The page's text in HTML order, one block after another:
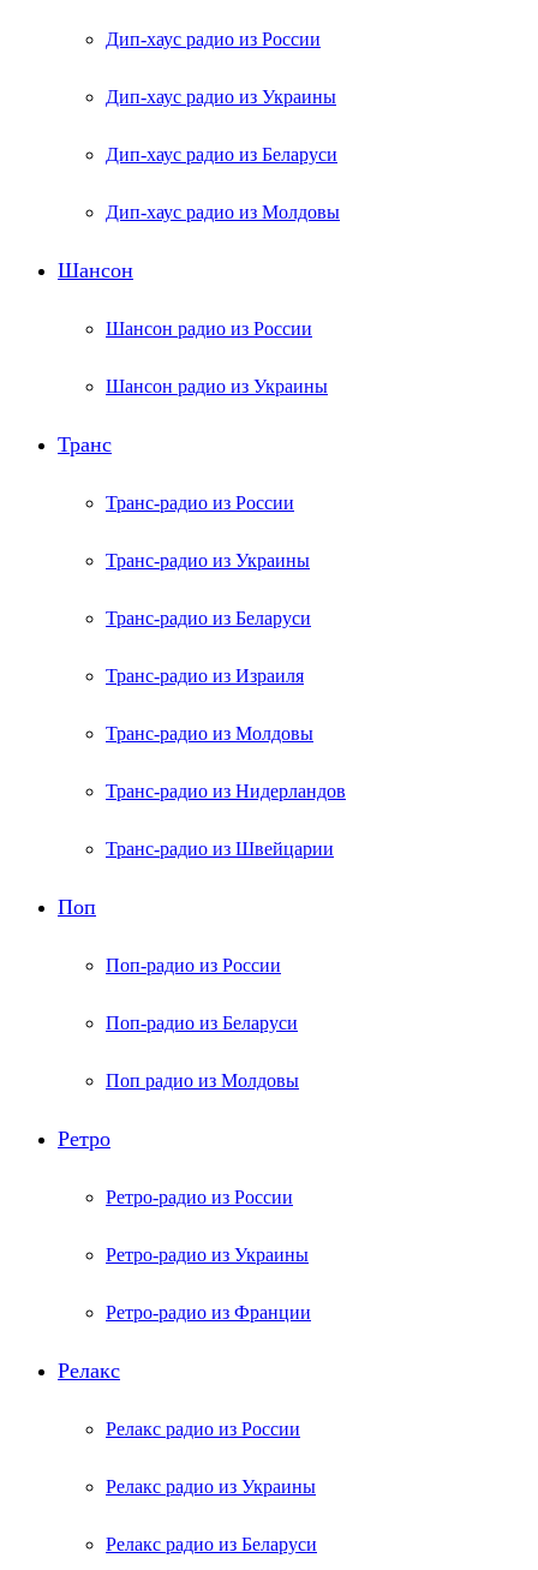
Дип-хаус радио из России
Дип-хаус радио из Украины
Дип-хаус радио из Беларуси
Дип-хаус радио из Молдовы
Шансон
Шансон радио из России
Шансон радио из Украины
Транс
Транс-радио из России
Транс-радио из Украины
Транс-радио из Беларуси
Транс-радио из Израиля
Транс-радио из Молдовы
Транс-радио из Нидерландов
Транс-радио из Швейцарии
Поп
Поп-радио из России
Поп-радио из Беларуси
Поп радио из Молдовы
Ретро
Ретро-радио из России
Ретро-радио из Украины
Ретро-радио из Франции
Релакс
Релакс радио из России
Релакс радио из Украины
Релакс радио из Беларуси